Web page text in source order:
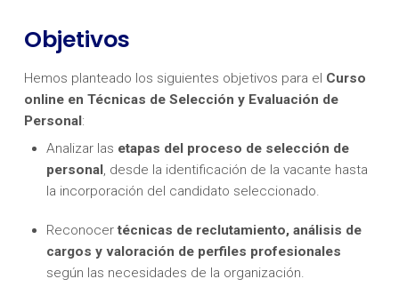
Objetivos
Hemos planteado los siguientes objetivos para el Curso
online en Técnicas de Selección y Evaluación de
Personal:
Analizar las etapas del proceso de selección de
personal, desde la identificación de la vacante hasta
la incorporación del candidato seleccionado.
Reconocertécnicas de reclutamiento, análisis de
cargos y valoración de perfiles profesionales
según las necesidades de la organización.